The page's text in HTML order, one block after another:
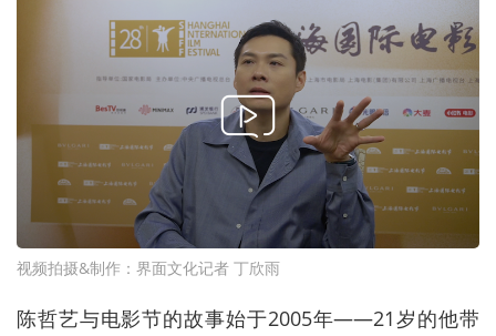
视频拍摄&制作：界面文化记者 丁欣雨
陈哲艺与电影节的故事始于2005年——21岁的他带